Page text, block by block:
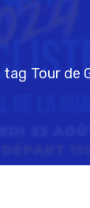
Tour de